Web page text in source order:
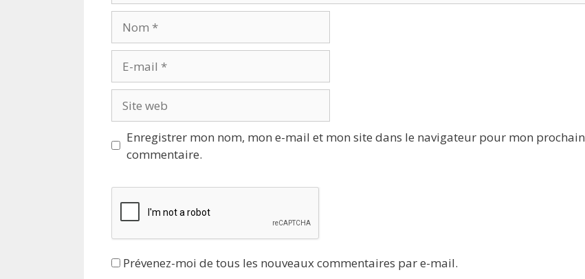
mail
web
Enregistrer mon nom, mon e-mail et mon site dans le navigateur pour mon prochain
commentaire.
Prévenez-moi de tous les nouveaux commentaires par e-mail.